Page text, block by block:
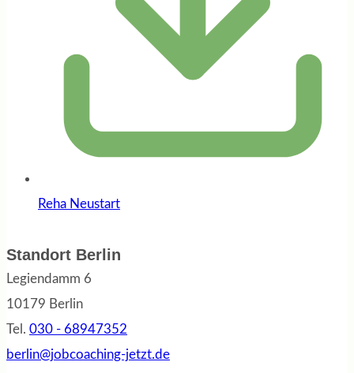
Reha Neustart
Standort Berlin
Legiendamm 6
10179 Berlin
Tel. 030 - 68947352
berlin@jobcoaching-jetzt.de